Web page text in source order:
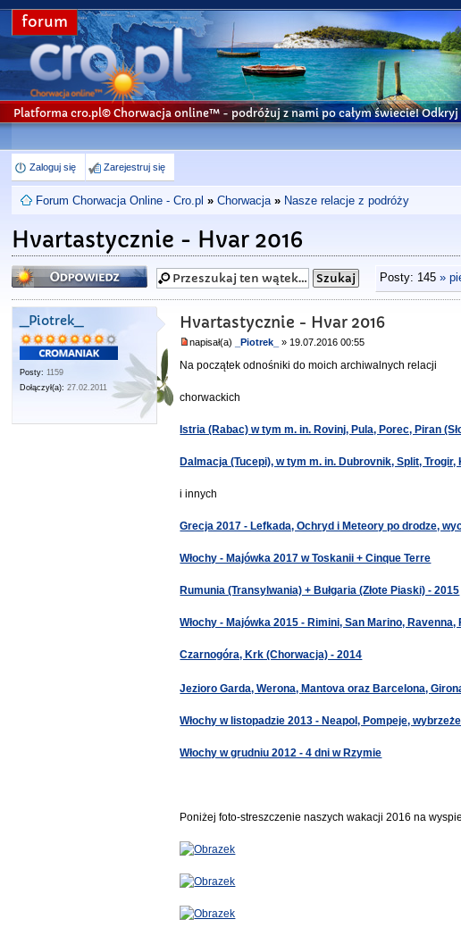
forum
Platforma cro.pl© Chorwacja online™ - podróżuj z nami po całym świecie!
Zaloguj się Zarejestruj się
Forum Chorwacja Online - Cro.pl » Chorwacja » Nasze relacje z podróży
Hvartastycznie - Hvar 2016
Odpowiedz Posty: 145 »
_Piotrek_
Posty: 1159
Dołączył(a): 27.02.2011
Hvartastycznie - Hvar 2016
napisał(a) _Piotrek_ » 19.07.2016 00:55
Na początek odnośniki do moich archiwalnych relacji
chorwackich
Istria (Rabac) w tym m. in. Rovinj, Pula, Porec, Piran
Dalmacja (Tucepi), w tym m. in. Dubrovnik, Split,
i innych
Grecja 2017 - Lefkada, Ochryd i Meteory po drodze,
Włochy - Majówka 2017 w Toskanii + Cinque Terre
Rumunia (Transylwania) + Bułgaria (Złote Piaski) - 2015
Włochy - Majówka 2015 - Rimini, San Marino,
Czarnogóra, Krk (Chorwacja) - 2014
Jezioro Garda, Werona, Mantova oraz Barcelona,
Włochy w listopadzie 2013 - Neapol, Pompeje,
Włochy w grudniu 2012 - 4 dni w Rzymie
Poniżej foto-streszczenie naszych wakacji 2016 na